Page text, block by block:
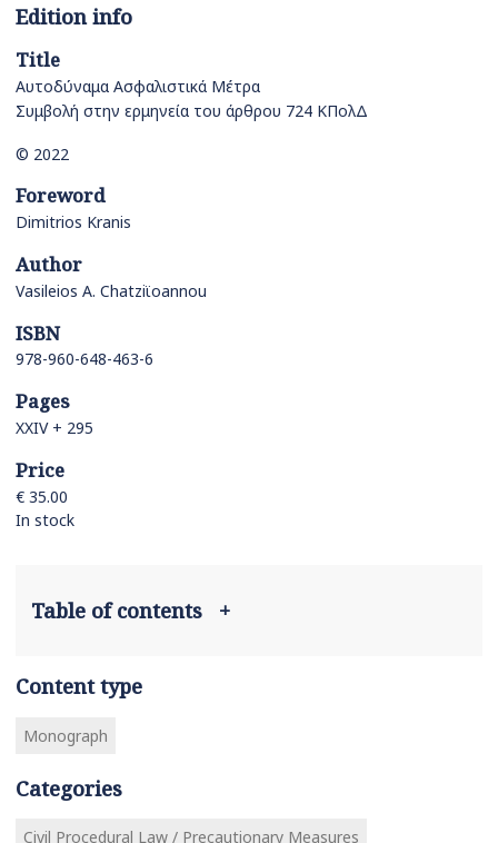
Edition info
Title
Αυτοδύναμα Ασφαλιστικά Μέτρα
Συμβολή στην ερμηνεία του άρθρου 724 ΚΠολΔ
© 2022
Foreword
Dimitrios Kranis
Author
Vasileios A. Chatziϊoannou
ISBN
978-960-648-463-6
Pages
ΧΧΙV + 295
Price
€ 35.00
In stock
Table of contents +
Content type
Monograph
Categories
Civil Procedural Law / Precautionary Measures